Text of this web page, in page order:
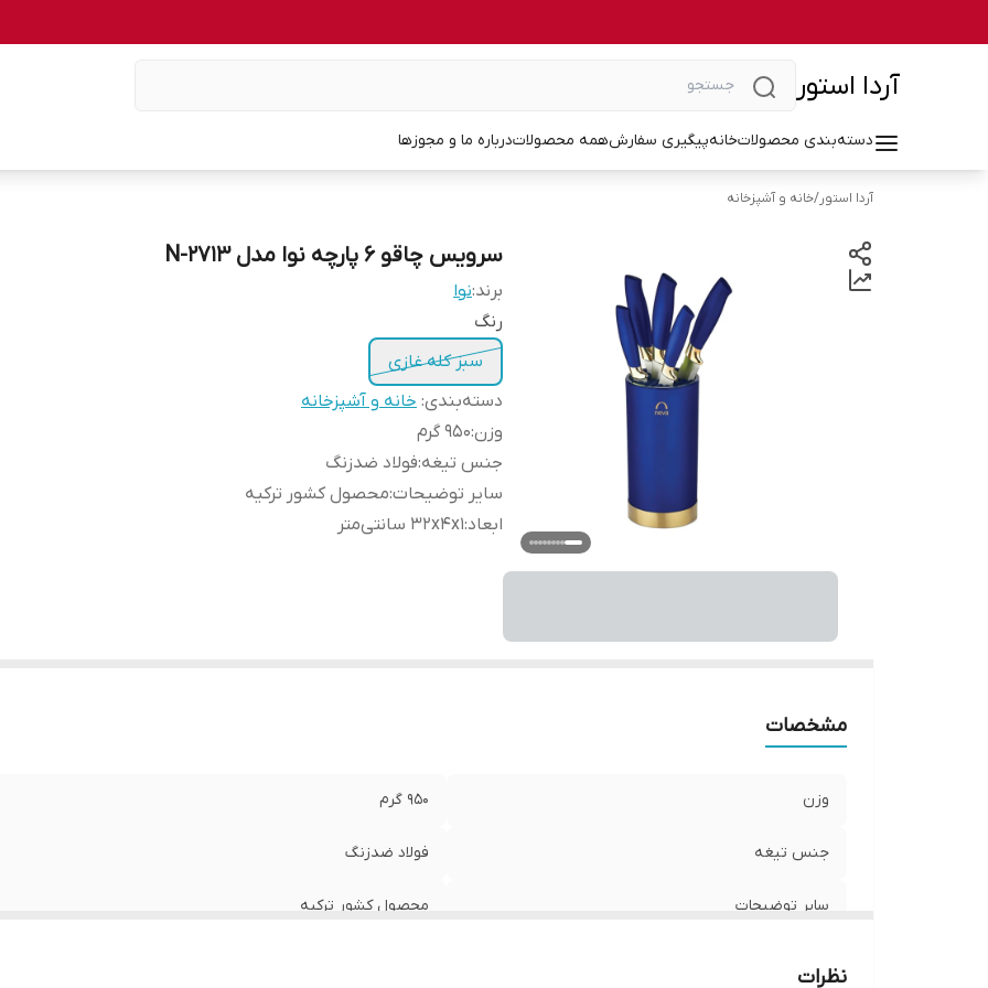
آردا استور
دسته‌بندی محصولاتخانهپیگیری سفارشهمه محصولاتدرباره ما و مجوزها
آردا استور/خانه و آشپزخانه
سرویس چاقو 6 پارچه نوا مدل N-2713
برند:نوا
رنگ
سبز کله غازی
دسته‌بندی: خانه و آشپزخانه
وزن:950 گرم
جنس تیغه:فولاد ضدزنگ
سایر توضیحات:محصول کشور ترکیه
ابعاد:32x4x1 سانتی‌متر
مشخصات
وزن 950 گرم
جنس تیغه فولاد ضدزنگ
سایر توضیحات محصول کشور ترکیه
نظرات